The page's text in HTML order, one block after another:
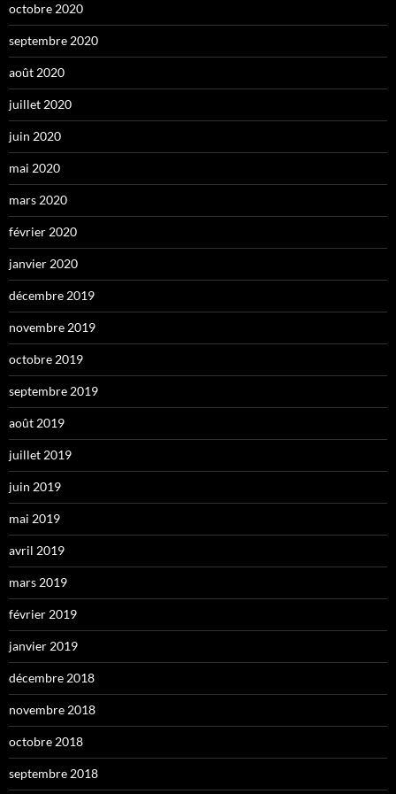
octobre 2020
septembre 2020
août 2020
juillet 2020
juin 2020
mai 2020
mars 2020
février 2020
janvier 2020
décembre 2019
novembre 2019
octobre 2019
septembre 2019
août 2019
juillet 2019
juin 2019
mai 2019
avril 2019
mars 2019
février 2019
janvier 2019
décembre 2018
novembre 2018
octobre 2018
septembre 2018